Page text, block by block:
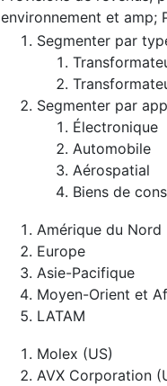
environnement et amp;
Segmenter par
Segmenter par
Électronique
Automobile
Aérospatial
Biens de
Amérique du Nord
Europe
Asie-Pacifique
Moyen-Orient et
LATAM
Molex (US)
AVX Corporation